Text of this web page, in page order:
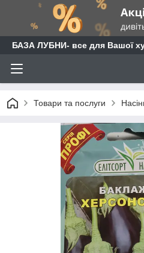
БАЗА ЛУБНИ- все для Вашої
Товари та послуги